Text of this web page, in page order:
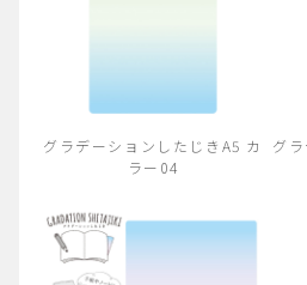
グラデーションしたじきA5 カ
ラー04
グ